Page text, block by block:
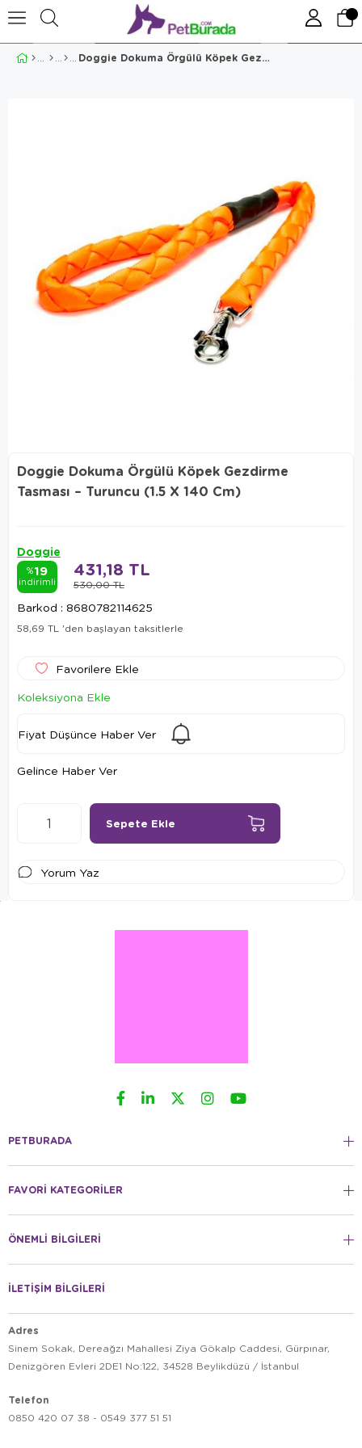
Doggie Dokuma Örgülü Köpek Gezdirme Tasması – Turuncu (1.5 X 140 Cm)
Doggie Dokuma Örgülü Köpek Gezdirme
Tasması – Turuncu (1.5 X 140 Cm)
Doggie
%19
indirimli 530,00 TL
431,18 TL
Barkod : 8680782114625
58,69 TL 'den başlayan taksitlerle
Favorilere Ekle
Koleksiyona Ekle
Fiyat Düşünce Haber Ver
Gelince Haber Ver
Yorum Yaz
PETBURADA
FAVORİ KATEGORİLER
ÖNEMLİ BİLGİLERİ
İLETİŞİM BİLGİLERİ
Adres
Sinem Sokak, Dereağzı Mahallesi Ziya Gökalp Caddesi, Gürpınar,
Denizgören Evleri 2DE1 No:122, 34528 Beylikdüzü / İstanbul
Telefon
0850 420 07 38 - 0549 377 51 51